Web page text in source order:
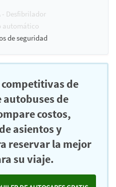
- Desfibrilador
automático
de seguridad
de
autobuses de
costos,
asientos y
reservar la mejor
su viaje.